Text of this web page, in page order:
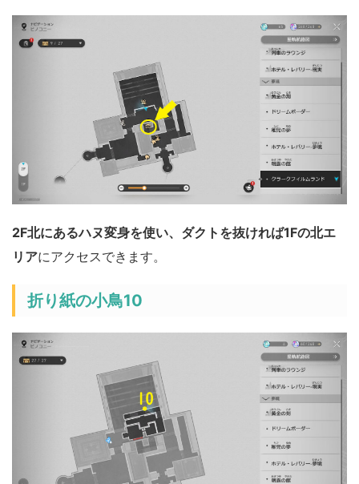
2F北にあるハヌ変身を使い、ダクトを抜ければ1Fの北エ
リアにアクセスできます。
折り紙の小鳥10